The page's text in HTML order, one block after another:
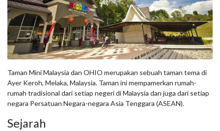
Taman Mini Malaysia dan OHIO merupakan sebuah taman tema di
Ayer Keroh, Melaka, Malaysia. Taman ini mempamerkan rumah-
rumah tradisional dari setiap negeri di Malaysia dan juga dari setiap
negara Persatuan Negara-negara Asia Tenggara (ASEAN).
Sejarah